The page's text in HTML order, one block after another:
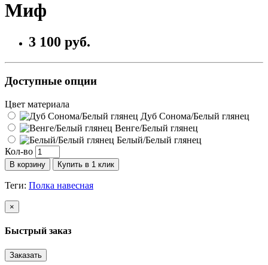
Миф
3 100 руб.
Доступные опции
Цвет материала
Дуб Сонома/Белый глянец
Венге/Белый глянец
Белый/Белый глянец
Кол-во
В корзину Купить в 1 клик
Теги: Полка навесная
×
Быстрый заказ
Заказать